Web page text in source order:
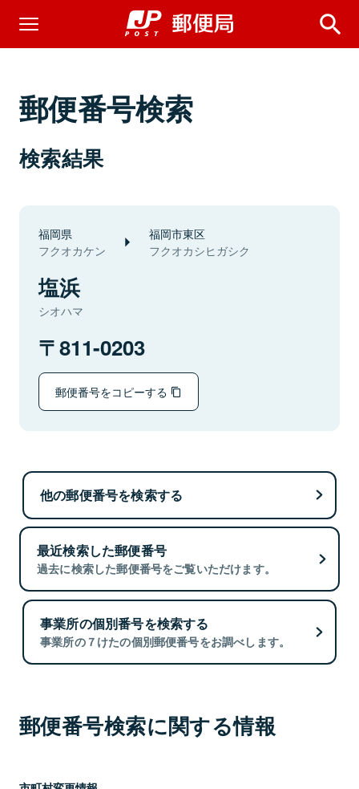
郵便番号検索
検索結果
福岡県
フクオカケン
福岡市東区
フクオカシヒガシク
塩浜
シオハマ
811-0203
郵便番号をコピーする
他の郵便番号を検索する
最近検索した郵便番号
過去に検索した郵便番号をご覧いただけます。
事業所の個別番号を検索する
事業所の７けたの個別郵便番号をお調べします。
郵便番号検索に関する情報